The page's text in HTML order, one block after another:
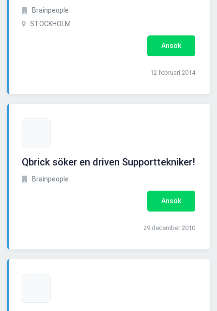
Brainpeople
STOCKHOLM
Ansök
12 februari 2014
Qbrick söker en driven Supporttekniker!
Brainpeople
Ansök
29 december 2010